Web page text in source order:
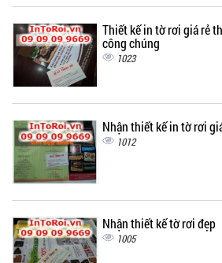
Thiết kế in tờ rơi giá rẻ
công chúng
1023
Nhận thiết kế in tờ rơi
1012
Nhận thiết kế tờ rơi đẹp
1005